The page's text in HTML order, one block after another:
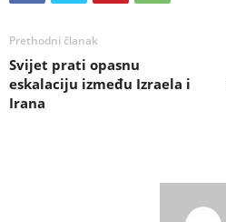
Prethodni članak
Svijet prati opasnu
eskalaciju između Izraela i
Irana